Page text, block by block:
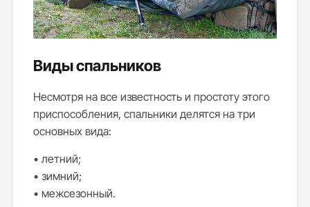
Виды спальников
Несмотря на все известность и простоту этого
приспособления, спальники делятся на три
основных вида:
• летний;
• зимний;
• межсезонный.